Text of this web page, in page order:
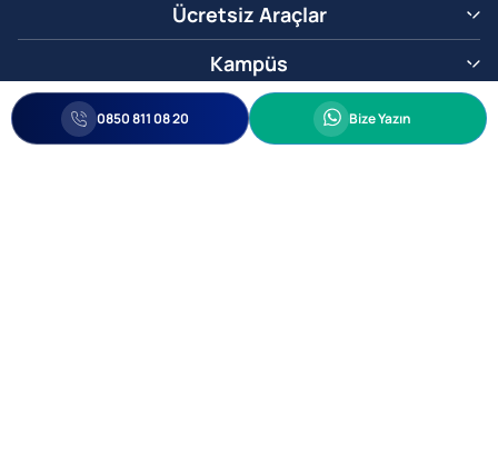
Ücretsiz Araçlar
Kampüs
0850 811 08 20 Whatsapp
Bize Yazın
0850 811 08 20